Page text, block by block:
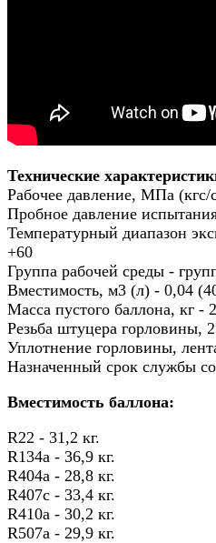
Технические
Рабочее давление, МПа
Пробное давление
Температурный диапазон
+60
Группа рабочей среды -
Вместимость, м3 (л) - 0,04
Масса пустого баллона, кг -
Резьба штуцера горловины,
Уплотнение горловины,
Назначенный срок службы
Вместимость баллона:
R22 - 31,2 кг.
R134a - 36,9 кг.
R404a - 28,8 кг.
R407c - 33,4 кг.
R410a - 30,2 кг.
R507a - 29,9 кг.